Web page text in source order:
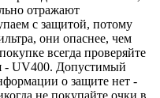
отражают
с защитой, потому
они опаснее, чем
всегда проверяйте
- UV400. Допустимый
о защите нет -
не покупайте очки в